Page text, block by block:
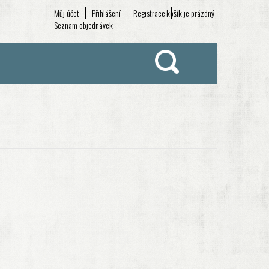
košík je prázdný
Můj účet Přihlášení
Registrace
Seznam objednávek